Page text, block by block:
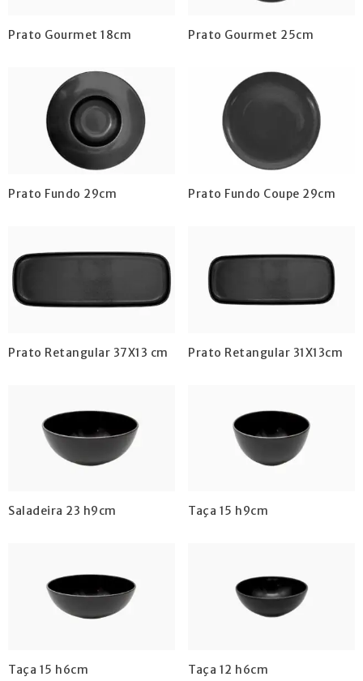
Prato Gourmet 18cm Prato Gourmet 25cm
Prato Fundo 29cm Prato Fundo Coupe 29cm
Prato Retangular 37X13 cm Prato Retangular 31X13cm
Saladeira 23 h9cm Taça 15 h9cm
Taça 15 h6cm Taça 12 h6cm